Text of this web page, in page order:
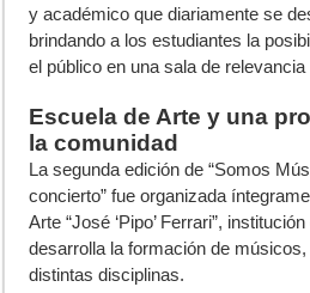
y académico que diariamente se
brindando a los estudiantes la
el público en una sala de relevancia
Escuela de Arte y una
la comunidad
La segunda edición de “Somos
concierto” fue organizada
Arte “José ‘Pipo’ Ferrari”,
desarrolla la formación de
distintas disciplinas.